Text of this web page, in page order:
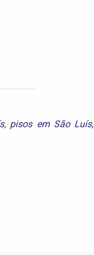
, pisos em São Luís,